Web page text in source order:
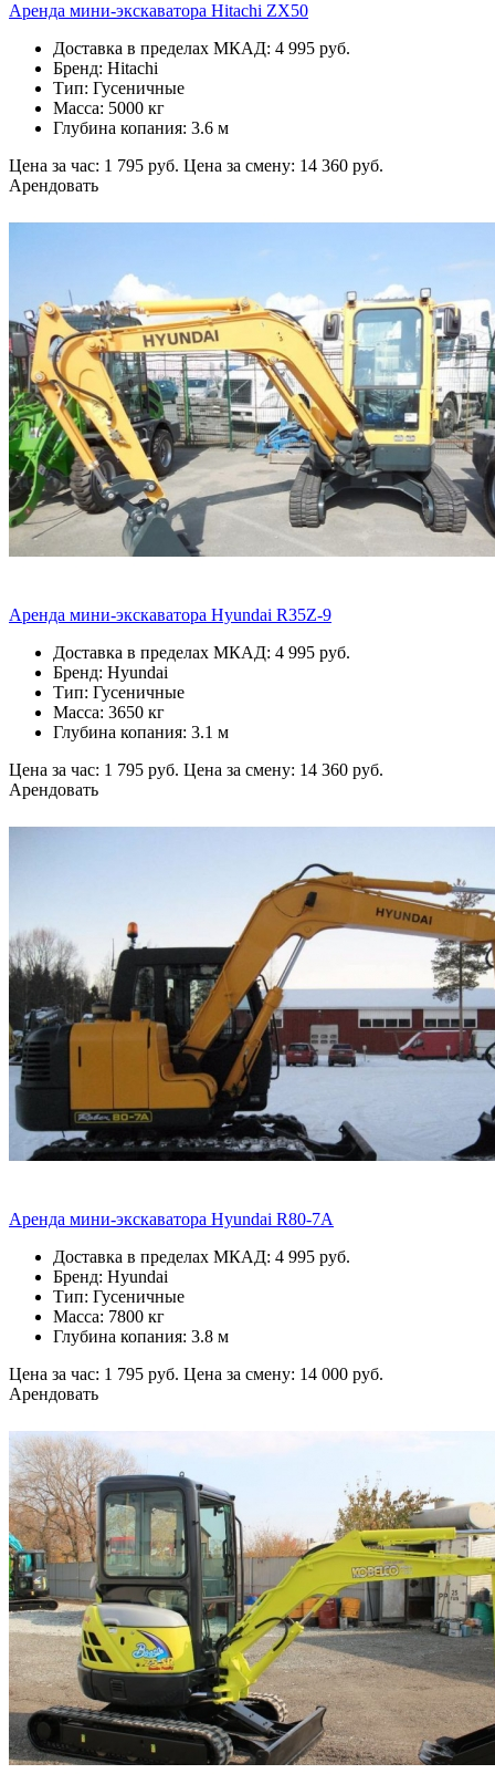
Аренда мини-экскаватора Hitachi ZX50
Доставка в пределах МКАД: 4 995 руб.
Бренд: Hitachi
Тип: Гусеничные
Масса: 5000 кг
Глубина копания: 3.6 м
Цена за час: 1 795 руб. Цена за смену: 14 360 руб.
Арендовать
Аренда мини-экскаватора Hyundai R35Z-9
Доставка в пределах МКАД: 4 995 руб.
Бренд: Hyundai
Тип: Гусеничные
Масса: 3650 кг
Глубина копания: 3.1 м
Цена за час: 1 795 руб. Цена за смену: 14 360 руб.
Арендовать
Аренда мини-экскаватора Hyundai R80-7A
Доставка в пределах МКАД: 4 995 руб.
Бренд: Hyundai
Тип: Гусеничные
Масса: 7800 кг
Глубина копания: 3.8 м
Цена за час: 1 795 руб. Цена за смену: 14 000 руб.
Арендовать